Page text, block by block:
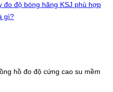
đo độ bóng hãng KSJ phù hợp
gì?
hồ đo độ cứng cao su mềm